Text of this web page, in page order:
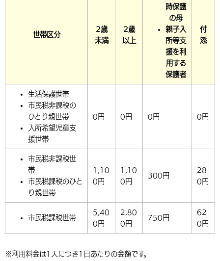
世帯区分
2歳
未満
2歳
以上
時保護
の母
親子入
所等支
援を利
用する
保護者
付
添
生活保護世帯
市民税非課税の
ひとり親世帯
入所希望児童支
援世帯
0円 0円 0円 0円
市民税非課税世
帯
市民税課税のひと
り親世帯
1,10
0円
1,10
0円
300円
28
0円
市民税課税世帯
5,40
0円
2,80
0円
750円
62
0円
※利用料金は1人につき1日あたりの金額です。